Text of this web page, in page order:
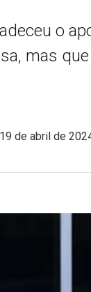
o
mas
de abril de